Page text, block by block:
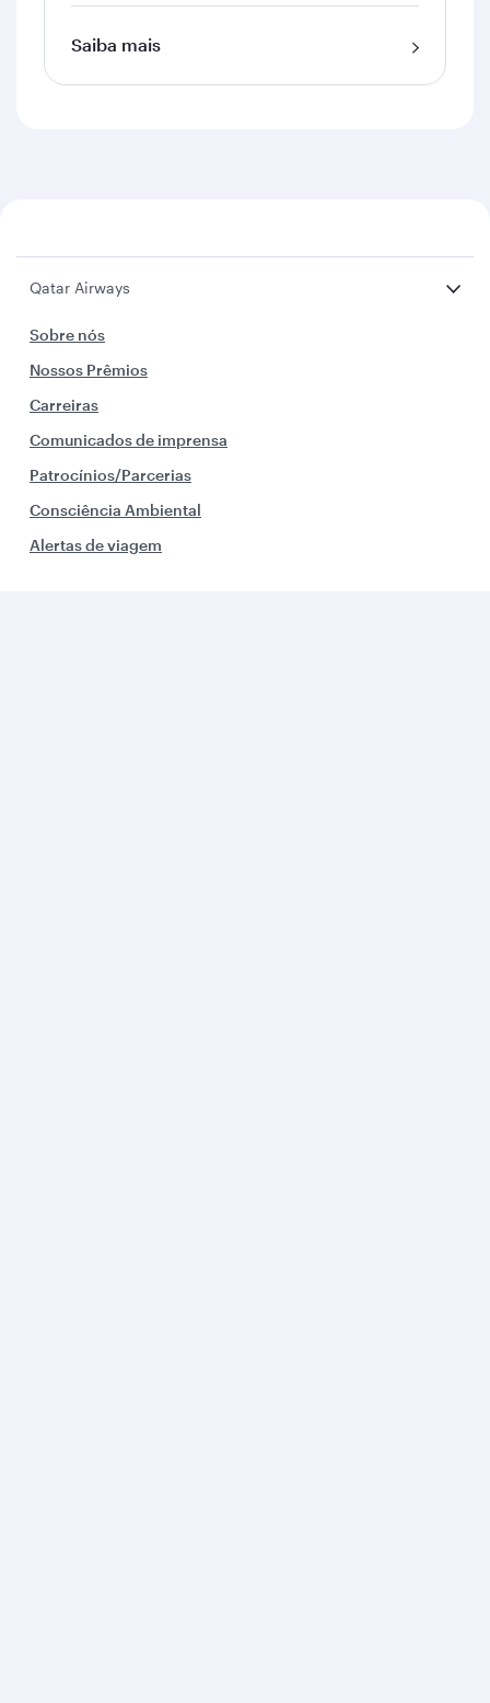
Saiba mais
Qatar Airways
Sobre nós
Nossos Prêmios
Carreiras
Comunicados de imprensa
Patrocínios/Parcerias
Consciência Ambiental
Alertas de viagem